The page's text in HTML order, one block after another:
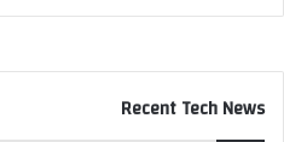
Recent Tech News